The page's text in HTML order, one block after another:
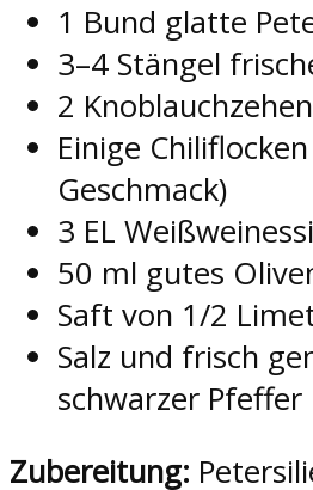
1 Bund glatte
3–4 Stängel
2
Einige
Geschmack)
3 EL
50 ml gutes
Saft von 1/2
Salz und frisch
schwarzer Pfeffer
Zubereitung: